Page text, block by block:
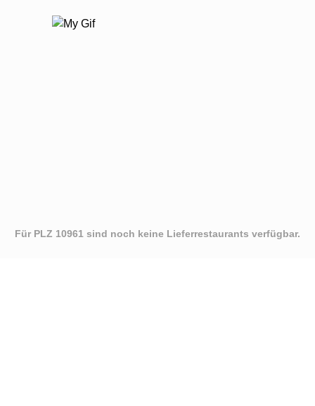
Für PLZ 10961 sind noch keine Lieferrestaurants verfügbar.